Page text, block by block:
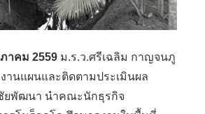
าคม 2559 ม.ร.ว.ศรีเฉลิม กาญจนภู
านแผนและติดตามประเมินผล
ยพัฒนา นำคณะนักธุรกิจ